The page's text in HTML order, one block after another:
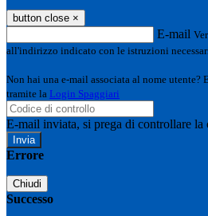
button close ×
E-mail
all'indirizzo indicato con le istruzioni
Non hai una e-mail associata al nome utente?
tramite la Login Spaggiari
E-mail inviata, si prega di controllare la
Errore
Chiudi
Successo